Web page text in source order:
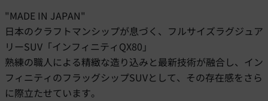
"MADE IN JAPAN"
日本のクラフトマンシップが息づく、フルサイズラグジュア
リーSUV「インフィニティQX80」
熟練の職人による精緻な造り込みと最新技術が融合し、イン
フィニティのフラッグシップSUVとして、その存在感をさら
に際立たせています。